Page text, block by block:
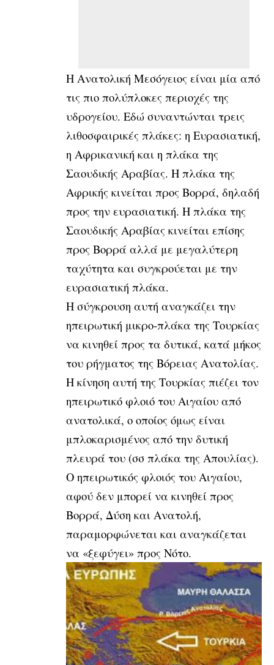
Η Ανατολική Μεσόγειος είναι μία από
τις πιο πολύπλοκες περιοχές της
υδρογείου. Εδώ συναντώνται τρεις
λιθοσφαιρικές πλάκες: η Ευρασιατική,
η Αφρικανική και η πλάκα της
Σαουδικής Αραβίας. Η πλάκα της
Αφρικής κινείται προς Βορρά, δηλαδή
προς την ευρασιατική. Η πλάκα της
Σαουδικής Αραβίας κινείται επίσης
προς Βορρά αλλά με μεγαλύτερη
ταχύτητα και συγκρούεται με την
ευρασιατική πλάκα.
Η σύγκρουση αυτή αναγκάζει την
ηπειρωτική μικρο-πλάκα της Τουρκίας
να κινηθεί προς τα δυτικά, κατά μήκος
του ρήγματος της Βόρειας Ανατολίας.
Η κίνηση αυτή της Τουρκίας πιέζει τον
ηπειρωτικό φλοιό του Αιγαίου από
ανατολικά, ο οποίος όμως είναι
μπλοκαρισμένος από την δυτική
πλευρά του (σσ πλάκα της Απουλίας).
Ο ηπειρωτικός φλοιός του Αιγαίου,
αφού δεν μπορεί να κινηθεί προς
Βορρά, Δύση και Ανατολή,
παραμορφώνεται και αναγκάζεται
να «ξεφύγει» προς Νότο.